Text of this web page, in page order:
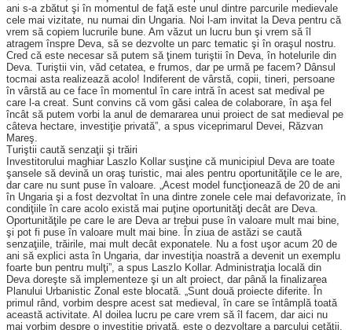
ani s-a zbătut şi în momentul de faţă este unul dintre parcurile medievale
cele mai vizitate, nu numai din Ungaria. Noi l-am invitat la Deva pentru că
vrem să copiem lucrurile bune. Am văzut un lucru bun şi vrem să îl
atragem înspre Deva, să se dezvolte un parc tematic şi în oraşul nostru.
Cred că este necesar să putem să ţinem turiştii în Deva, în hotelurile din
Deva. Turiştii vin, văd cetatea, e frumos, dar pe urmă pe facem? Dânsul
tocmai asta realizează acolo! Indiferent de vârstă, copii, tineri, persoane
în vârstă au ce face în momentul în care intră în acest sat medival pe
care l-a creat. Sunt convins că vom găsi calea de colaborare, în aşa fel
încât să putem vorbi la anul de demararea unui proiect de sat medieval pe
câteva hectare, investiţie privată”, a spus viceprimarul Devei, Răzvan
Mareş.
Turiştii caută senzaţii şi trăiri
Investitorului maghiar Laszlo Kollar susţine că municipiul Deva are toate
şansele să devină un oraş turistic, mai ales pentru oportunităţile ce le are,
dar care nu sunt puse în valoare. „Acest model funcţionează de 20 de ani
în Ungaria şi a fost dezvoltat în una dintre zonele cele mai defavorizate, în
condiţiile în care acolo există mai puţine oportunităţi decât are Deva.
Oportunităţile pe care le are Deva ar trebui puse în valoare mult mai bine,
şi pot fi puse în valoare mult mai bine. În ziua de astăzi se caută
senzaţiile, trăirile, mai mult decât exponatele. Nu a fost uşor acum 20 de
ani să explici asta în Ungaria, dar investiţia noastră a devenit un exemplu
foarte bun pentru mulţi”, a spus Laszlo Kollar. Administraţia locală din
Deva doreşte să implementeze şi un alt proiect, dar până la finalizarea
Planului Urbanistic Zonal este bloca­tă. „Sunt două proiecte diferite. În
primul rând, vorbim despre acest sat medieval, în care se întâmplă toată
această activitate. Al doilea lucru pe care vrem să îl facem, dar aici nu
mai vorbim despre o investiţie privată, este o dezvoltare a parcului cetăţii.